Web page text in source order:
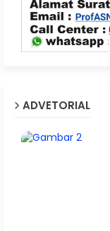
ADVETORIAL